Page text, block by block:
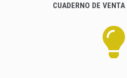
CUADERNO DE